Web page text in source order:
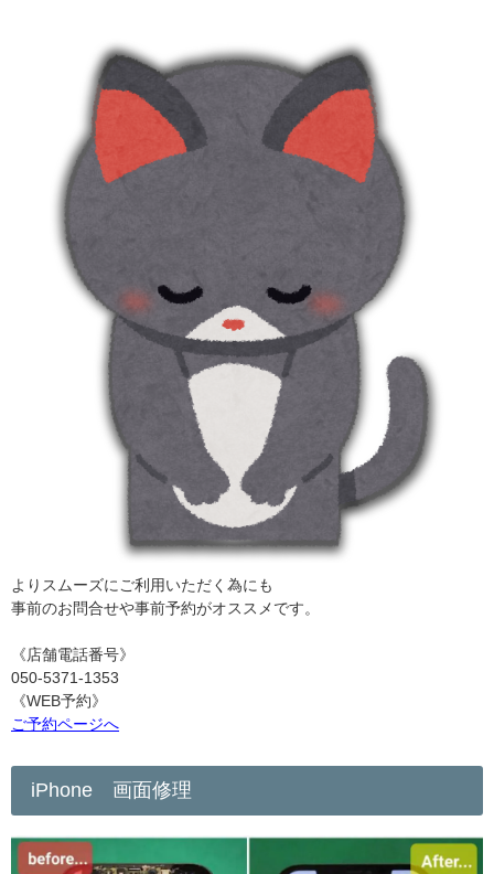
よりスムーズにご利用いただく為にも
事前のお問合せや事前予約がオススメです。
《店舗電話番号》
050-5371-1353
《WEB予約》
ご予約ページへ
iPhone 画面修理